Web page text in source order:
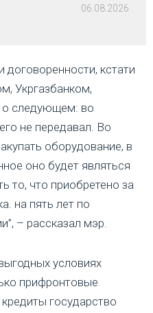
06.08.2026
кстати
Укргазбанком,
о следующем: во
не передавал. Во
оборудование, в
оно будет являться
то, что приобретено за
на пять лет по
– рассказал мэр.
условиях
прифронтовые
государство